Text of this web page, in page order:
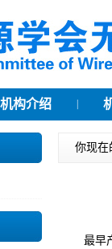
机构介绍
你现在
最早产